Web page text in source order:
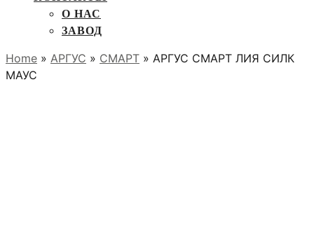
О НАС
ЗАВОД
Home » АРГУС » СМАРТ » АРГУС СМАРТ ЛИЯ СИЛК
МАУС